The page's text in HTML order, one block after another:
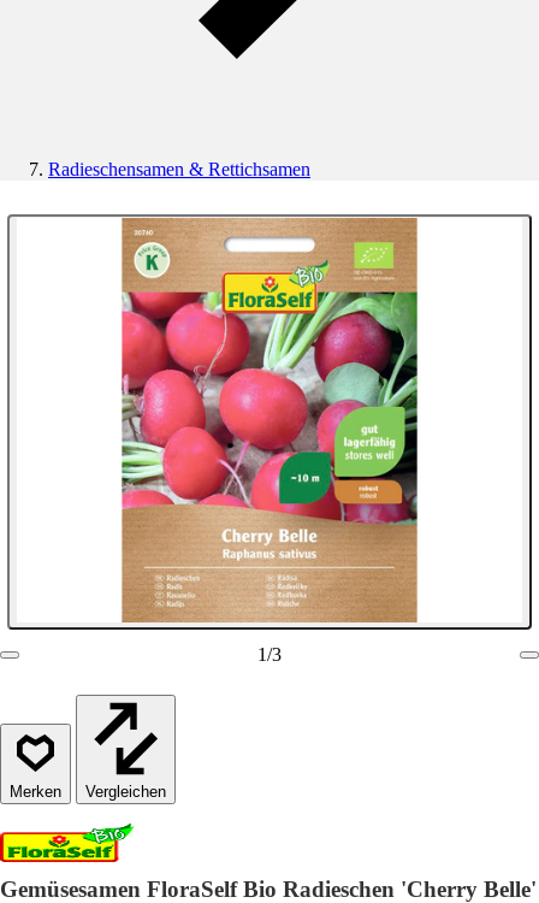
Radieschensamen & Rettichsamen
1/3
Vergleichen
Gemüsesamen FloraSelf Bio Radieschen 'Cherry Belle'